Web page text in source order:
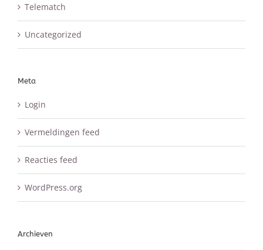
Telematch
Uncategorized
Meta
Login
Vermeldingen feed
Reacties feed
WordPress.org
Archieven